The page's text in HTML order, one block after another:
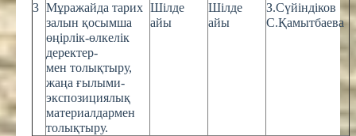
3 Мұражайда тарих
залын қосымша
өңірлік-өлкелік
деректер-
мен толықтыру,
жаңа ғылыми-
экспозициялық
материалдармен
толықтыру.
Шілде
айы
Шілде
айы
З.Сүйіндіков
С.Қамытбаева